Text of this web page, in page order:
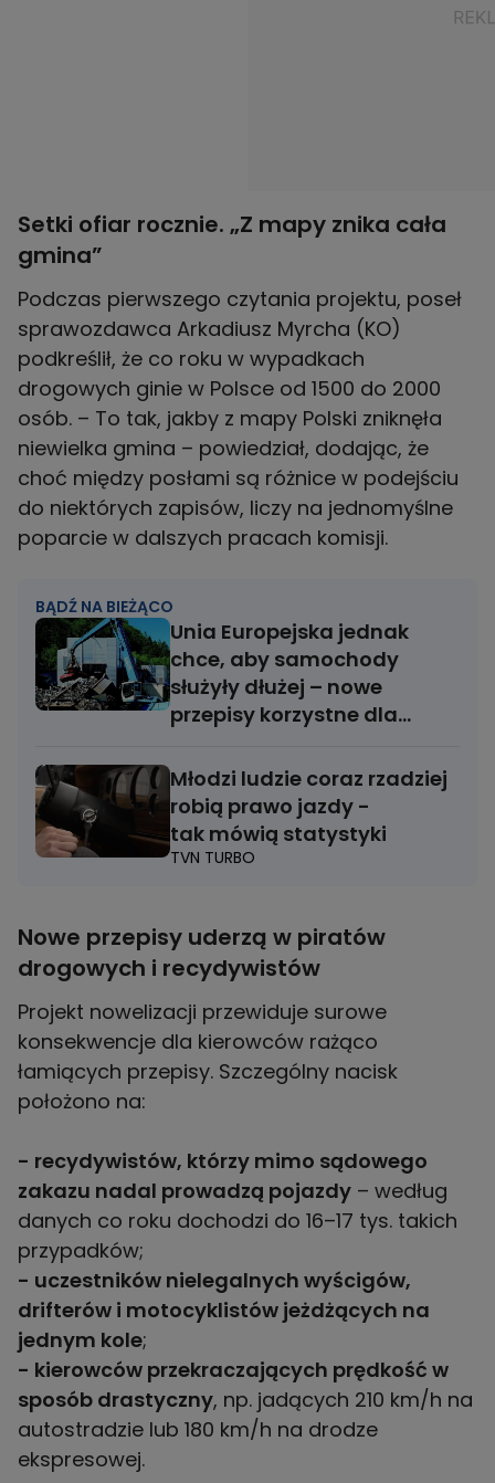
Setki ofiar rocznie. „Z mapy znika cała
gmina”
Podczas pierwszego czytania projektu, poseł
sprawozdawca Arkadiusz Myrcha (KO)
podkreślił, że co roku w wypadkach
drogowych ginie w Polsce od 1500 do 2000
osób. – To tak, jakby z mapy Polski zniknęła
niewielka gmina – powiedział, dodając, że
choć między posłami są różnice w podejściu
do niektórych zapisów, liczy na jednomyślne
poparcie w dalszych pracach komisji.
BĄDŹ NA BIEŻĄCO
Unia Europejska jednak
chce, aby samochody
służyły dłużej – nowe
przepisy korzystne dla
Młodzi ludzie coraz rzadziej
robią prawo jazdy -
tak mówią statystyki
TVN TURBO
Nowe przepisy uderzą w piratów
drogowych i recydywistów
Projekt nowelizacji przewiduje surowe
konsekwencje dla kierowców rażąco
łamiących przepisy. Szczególny nacisk
położono na:
- recydywistów, którzy mimo sądowego
zakazu nadal prowadzą pojazdy – według
danych co roku dochodzi do 16–17 tys. takich
- uczestników nielegalnych wyścigów,
drifterów i motocyklistów jeżdżących na
jednym kole
- kierowców przekraczających prędkość w
sposób drastyczny, np. jadących 210 km/h na
autostradzie lub 180 km/h na drodze
ekspresowej.